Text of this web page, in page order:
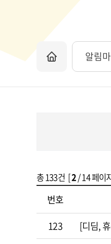
알림
총133건 [2/ 14 페이
번호
123
[디딤,